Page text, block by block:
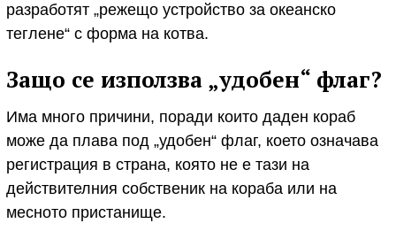
разработят „режещо устройство за океанско
теглене“ с форма на котва.
Защо се използва „удобен“ флаг?
Има много причини, поради които даден кораб
може да плава под „удобен“ флаг, което означава
регистрация в страна, която не е тази на
действителния собственик на кораба или на
месното пристанище.